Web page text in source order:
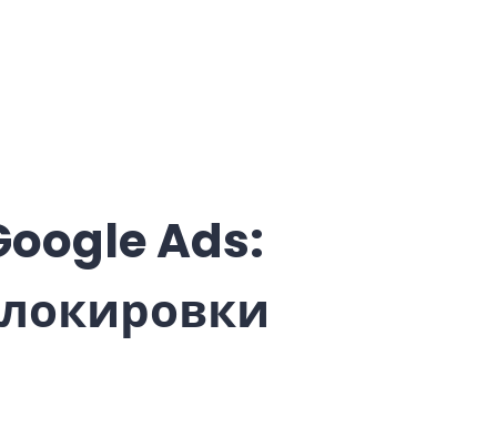
Ads: